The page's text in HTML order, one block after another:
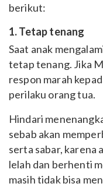
berikut:
1. Tetap tenang
Saat anak
tetap tenang. Jika
respon marah
perilaku orang tua.
Hindari
sebab akan
serta sabar, karena
lelah dan berhenti
masih tidak bisa